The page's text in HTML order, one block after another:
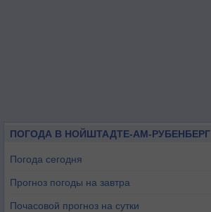
ПОГОДА В НОЙШТАДТЕ-АМ-РУБЕНБЕРГ
Погода сегодня
Прогноз погоды на завтра
Почасовой прогноз на сутки